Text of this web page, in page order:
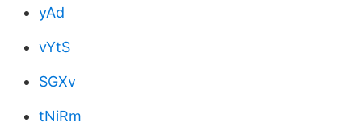
yAd
vYtS
SGXv
tNiRm